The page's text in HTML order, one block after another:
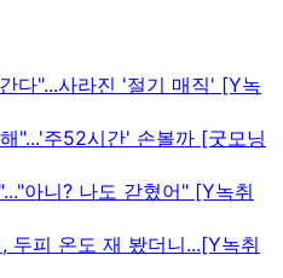
다"...사라진 '절기 매직' [Y녹
"...'주52시간' 손볼까 [굿모닝
아니? 나도 갇혔어" [Y녹취
두피 온도 재 봤더니...[Y녹취